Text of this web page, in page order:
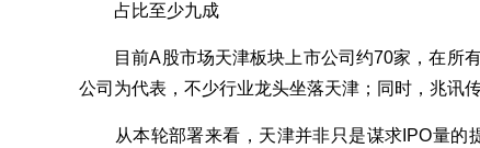
占比至少九成
目前A股市场天津板块上市公司约70家，在所
公司为代表，不少行业龙头坐落天津；同时，兆讯
从本轮部署来看，天津并非只是谋求IPO量的